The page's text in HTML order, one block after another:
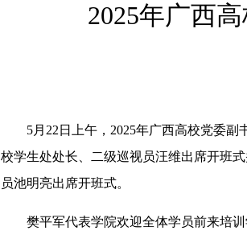
2025年广西
5月 22 日上午， 2025年广西高校党委副
校学生处处长、二级巡视员汪维出席开班
员池明亮出席开班式。
樊平军代表学院欢迎全体学员前来培训